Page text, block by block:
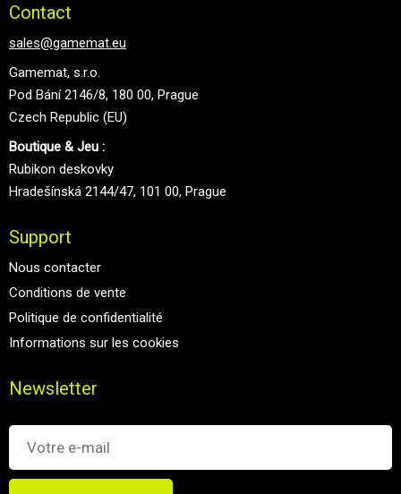
Contact
sales@gamemat.eu
Gamemat, s.r.o.
Pod Bání 2146/8, 180 00, Prague
Czech Republic (EU)
Boutique & Jeu :
Rubikon deskovky
Hradešínská 2144/47, 101 00, Prague
Support
Nous contacter
Conditions de vente
Politique de confidentialité
Informations sur les cookies
Newsletter